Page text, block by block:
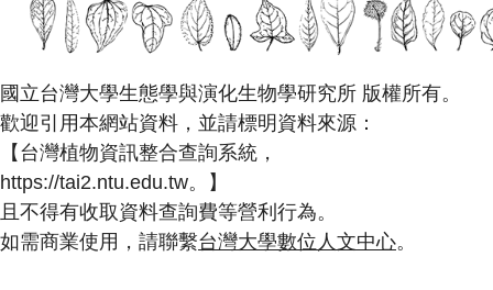
國立台灣大學生態學與演化生物學研究所 版權所有。
歡迎引用本網站資料，並請標明資料來源：
【台灣植物資訊整合查詢系統，
https://tai2.ntu.edu.tw。】
且不得有收取資料查詢費等營利行為。
如需商業使用，請聯繫台灣大學數位人文中心。